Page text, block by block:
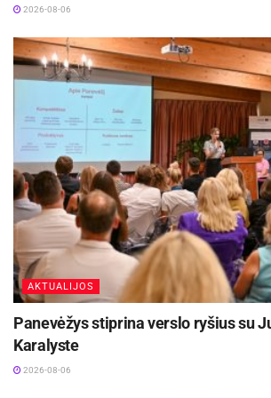
yra kenkėjiškos programos,
kompiuterį ar tinklą ir už svarbią
pavyzdžiui, dokumentus,
bazes, reikalauja išpirkos.
Aktualios naujienos
Kėdainių Senamiesčio
svarbiems pokyčiams
2026-08-07
Iki dešimtadalio skubiosios
paslaugų galės būti
praktikos slaugytojų
2026-08-06
AKTUALIJOS
Panevėžys stiprina verslo ryšius su
Karalyste
2026-08-06